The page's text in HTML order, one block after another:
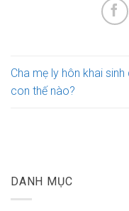
Cha mẹ ly hôn khai sinh
con thế nào?
DANH MỤC